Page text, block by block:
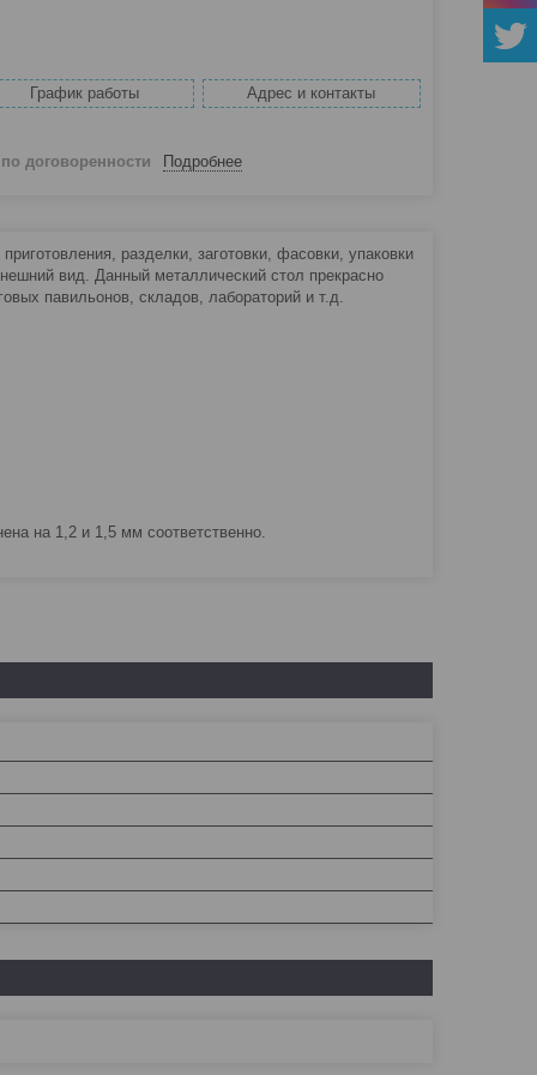
График работы Адрес и контакты
по договоренности Подробнее
разделки, заготовки, фасовки, упаковки
вид. Данный металлический стол прекрасно
павильонов, складов, лабораторий и т.д.
на 1,2 и 1,5 мм соответственно.